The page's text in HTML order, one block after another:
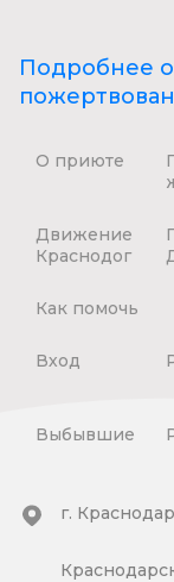
Подробнее о
О приюте
Движение
Краснодог
Как помочь
Вход
Выбывшие
г.